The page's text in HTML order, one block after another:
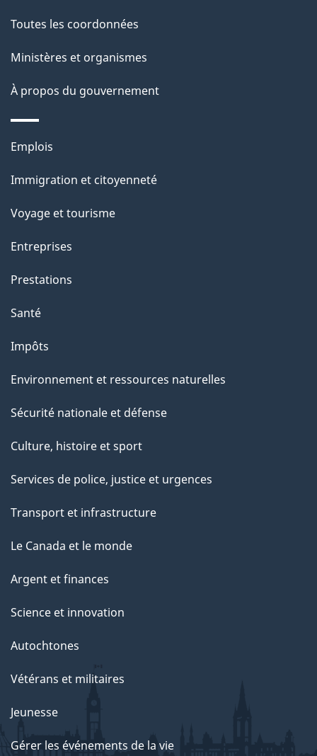
p
a
g
e
Toutes les coordonnées
Ministères et organismes
À propos du gouvernement
Thèmes
sujets
Emplois
Immigration et citoyenneté
Voyage et tourisme
Entreprises
Prestations
Santé
Impôts
Environnement et ressources naturelles
Sécurité nationale et défense
Culture, histoire et sport
Services de police, justice et urgences
Transport et infrastructure
Le Canada et le monde
Argent et finances
Science et innovation
Autochtones
Vétérans et militaires
Jeunesse
Gérer les événements de la vie